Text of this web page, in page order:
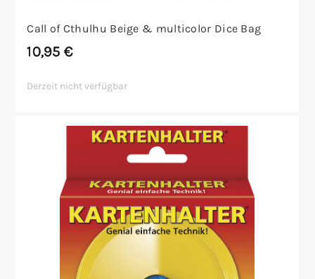
Call of Cthulhu Beige & multicolor Dice Bag
10,95€
Derzeit nicht verfügbar